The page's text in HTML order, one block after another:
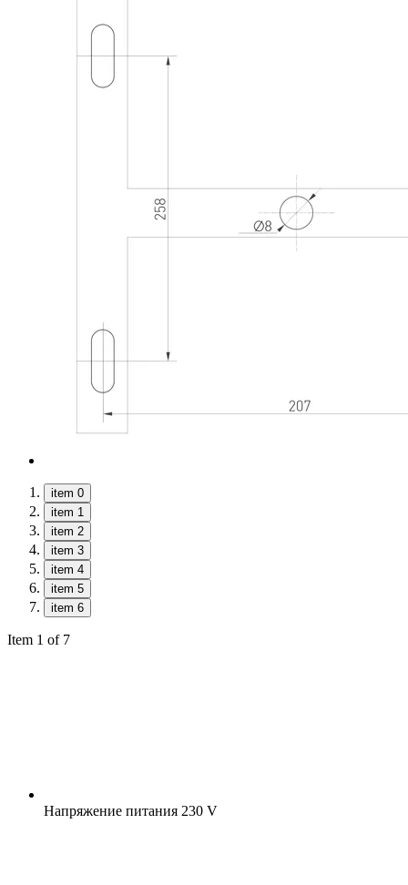
item 0
item 1
item 2
item 3
item 4
item 5
item 6
Item 1 of 7
Напряжение питания 230 V